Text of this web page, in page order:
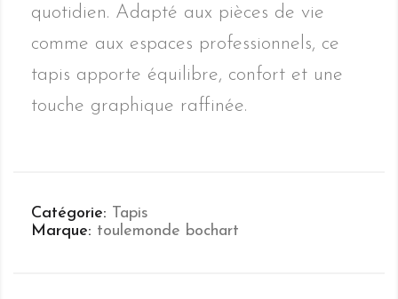
quotidien. Adapté aux pièces de vie
comme aux espaces professionnels, ce
tapis apporte équilibre, confort et une
touche graphique raffinée.
Catégorie
Tapis
Marque
toulemonde bochart